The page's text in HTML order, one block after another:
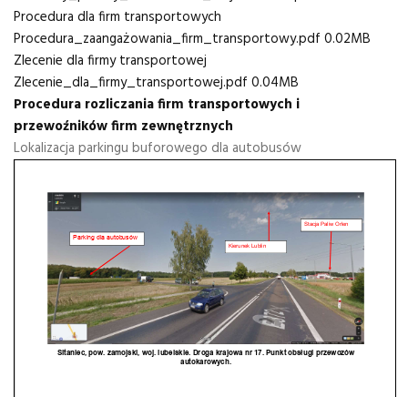
Procedura dla firm transportowych
Procedura​_zaangażowania​_firm​_transportowy.pdf 0.02MB
Zlecenie dla firmy transportowej
Zlecenie​_dla​_firmy​_transportowej.pdf 0.04MB
Procedura rozliczania firm transportowych i
przewoźników firm zewnętrznych
Lokalizacja parkingu buforowego dla autobusów